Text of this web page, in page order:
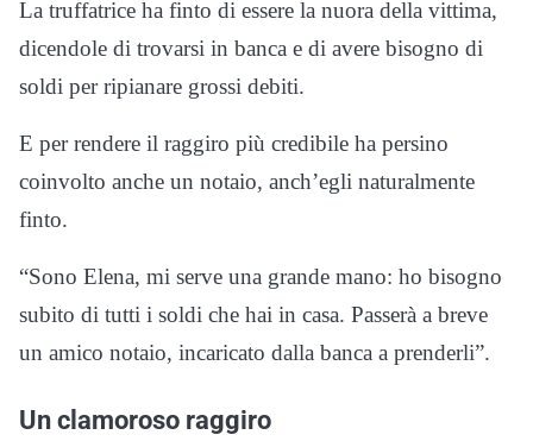
La truffatrice ha finto di essere la nuora della vittima,
dicendole di trovarsi in banca e di avere bisogno di
soldi per ripianare grossi debiti.
E per rendere il raggiro più credibile ha persino
coinvolto anche un notaio, anch’egli naturalmente
finto.
“Sono Elena, mi serve una grande mano: ho bisogno
subito di tutti i soldi che hai in casa. Passerà a breve
un amico notaio, incaricato dalla banca a prenderli”.
Un clamoroso raggiro